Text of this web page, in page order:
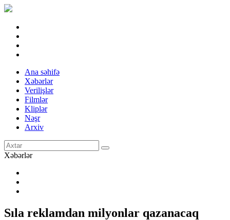
Ana səhifə
Xəbərlər
Verilişlər
Filmlər
Kliplər
Nəşr
Arxiv
Xəbərlər
Sıla reklamdan milyonlar qazanacaq